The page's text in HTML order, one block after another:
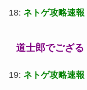
18: ネトゲ攻略速報
道士郎でござる
19: ネトゲ攻略速報